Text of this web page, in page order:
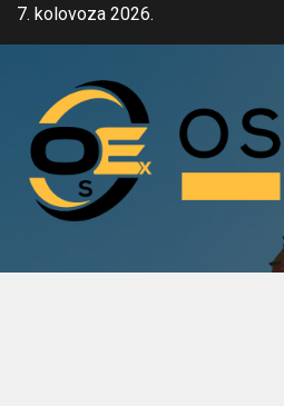
Skip7. kolovoza 2026.